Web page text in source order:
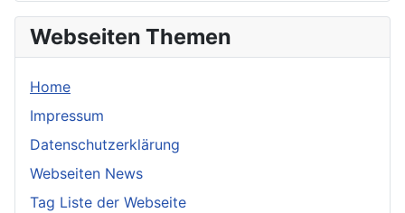
Webseiten Themen
Home
Impressum
Datenschutzerklärung
Webseiten News
Tag Liste der Webseite